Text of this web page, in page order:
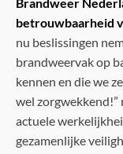
betrouwbaarheid
nu beslissingen
brandweervak op
kennen en die we
wel zorgwekkend!”
actuele
gezamenlijke